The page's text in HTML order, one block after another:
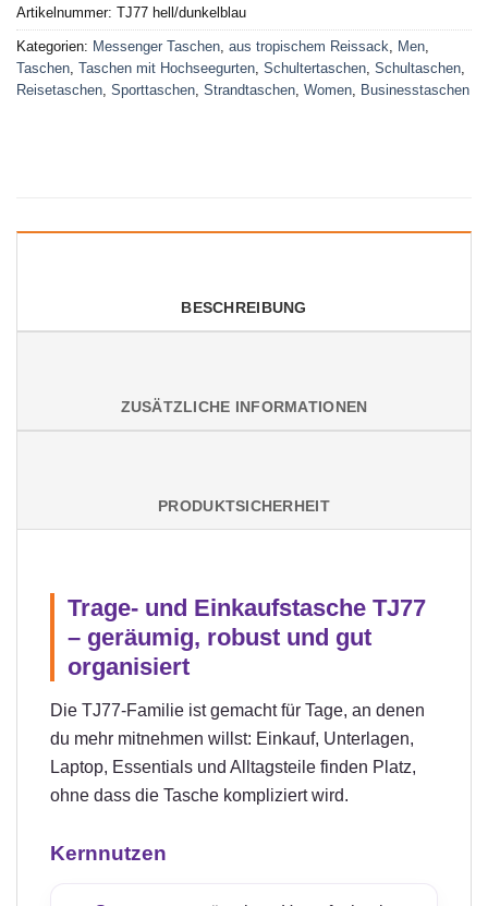
Artikelnummer: TJ77 hell/dunkelblau
Kategorien: Messenger Taschen, aus tropischem Reissack, Men,
Taschen, Taschen mit Hochseegurten, Schultertaschen, Schultaschen,
Reisetaschen, Sporttaschen, Strandtaschen, Women, Businesstaschen
BESCHREIBUNG
ZUSÄTZLICHE INFORMATIONEN
PRODUKTSICHERHEIT
Trage- und Einkaufstasche TJ77
– geräumig, robust und gut
organisiert
Die TJ77-Familie ist gemacht für Tage, an denen
du mehr mitnehmen willst: Einkauf, Unterlagen,
Laptop, Essentials und Alltagsteile finden Platz,
ohne dass die Tasche kompliziert wird.
Kernnutzen